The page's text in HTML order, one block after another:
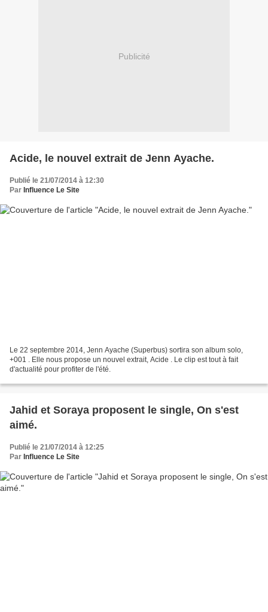
Publicité
Acide, le nouvel extrait de Jenn Ayache.
Publié le 21/07/2014 à 12:30
Par Influence Le Site
Le 22 septembre 2014, Jenn Ayache (Superbus) sortira son album solo,
+001 . Elle nous propose un nouvel extrait, Acide . Le clip est tout à fait
d'actualité pour profiter de l'été.
Jahid et Soraya proposent le single, On s'est
aimé.
Publié le 21/07/2014 à 12:25
Par Influence Le Site